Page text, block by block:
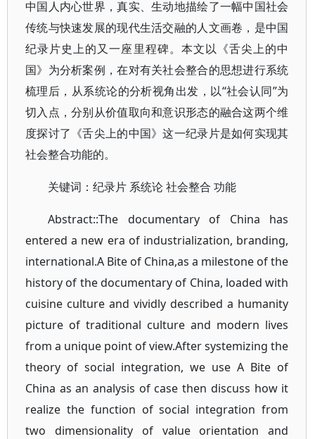
中国人内心世界，真实、生动地描绘了一幅中国社会
传统与快速发展的现代生活交融的人文画卷，是中国
纪录片史上的又一座里程碑。本文以《舌尖上的中
国》为分析案例，在对有关社会整合的思想进行系统
梳理后，从系统论的分析视角出发，以“社会认同”为
切入点，分别从价值取向和意识形态的融合这两个维
度探讨了《舌尖上的中国》这一纪录片是如何实现其
社会整合功能的。
关键词：纪录片 系统论 社会整合 功能
Abstract::The documentary of China has
entered a new era of industrialization, branding,
international.A Bite of China,as a milestone of the
history of the documentary of China, loaded with
cuisine culture and vividly described a humanity
picture of traditional culture and modern lives
from a unique point of view.After systemizing the
theory of social integration, we use A Bite of
China as an analysis of case then discuss how it
realize the function of social integration from
two dimensionality of value orientation and